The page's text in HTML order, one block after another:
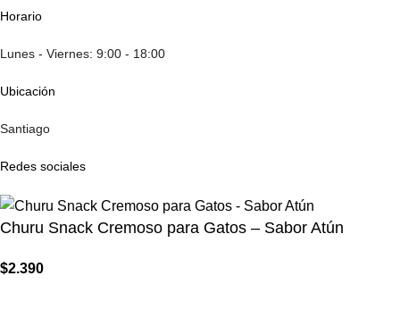
Horario
Lunes - Viernes: 9:00 - 18:00
Ubicación
Santiago
Redes sociales
Churu Snack Cremoso para Gatos – Sabor Atún
$2.390